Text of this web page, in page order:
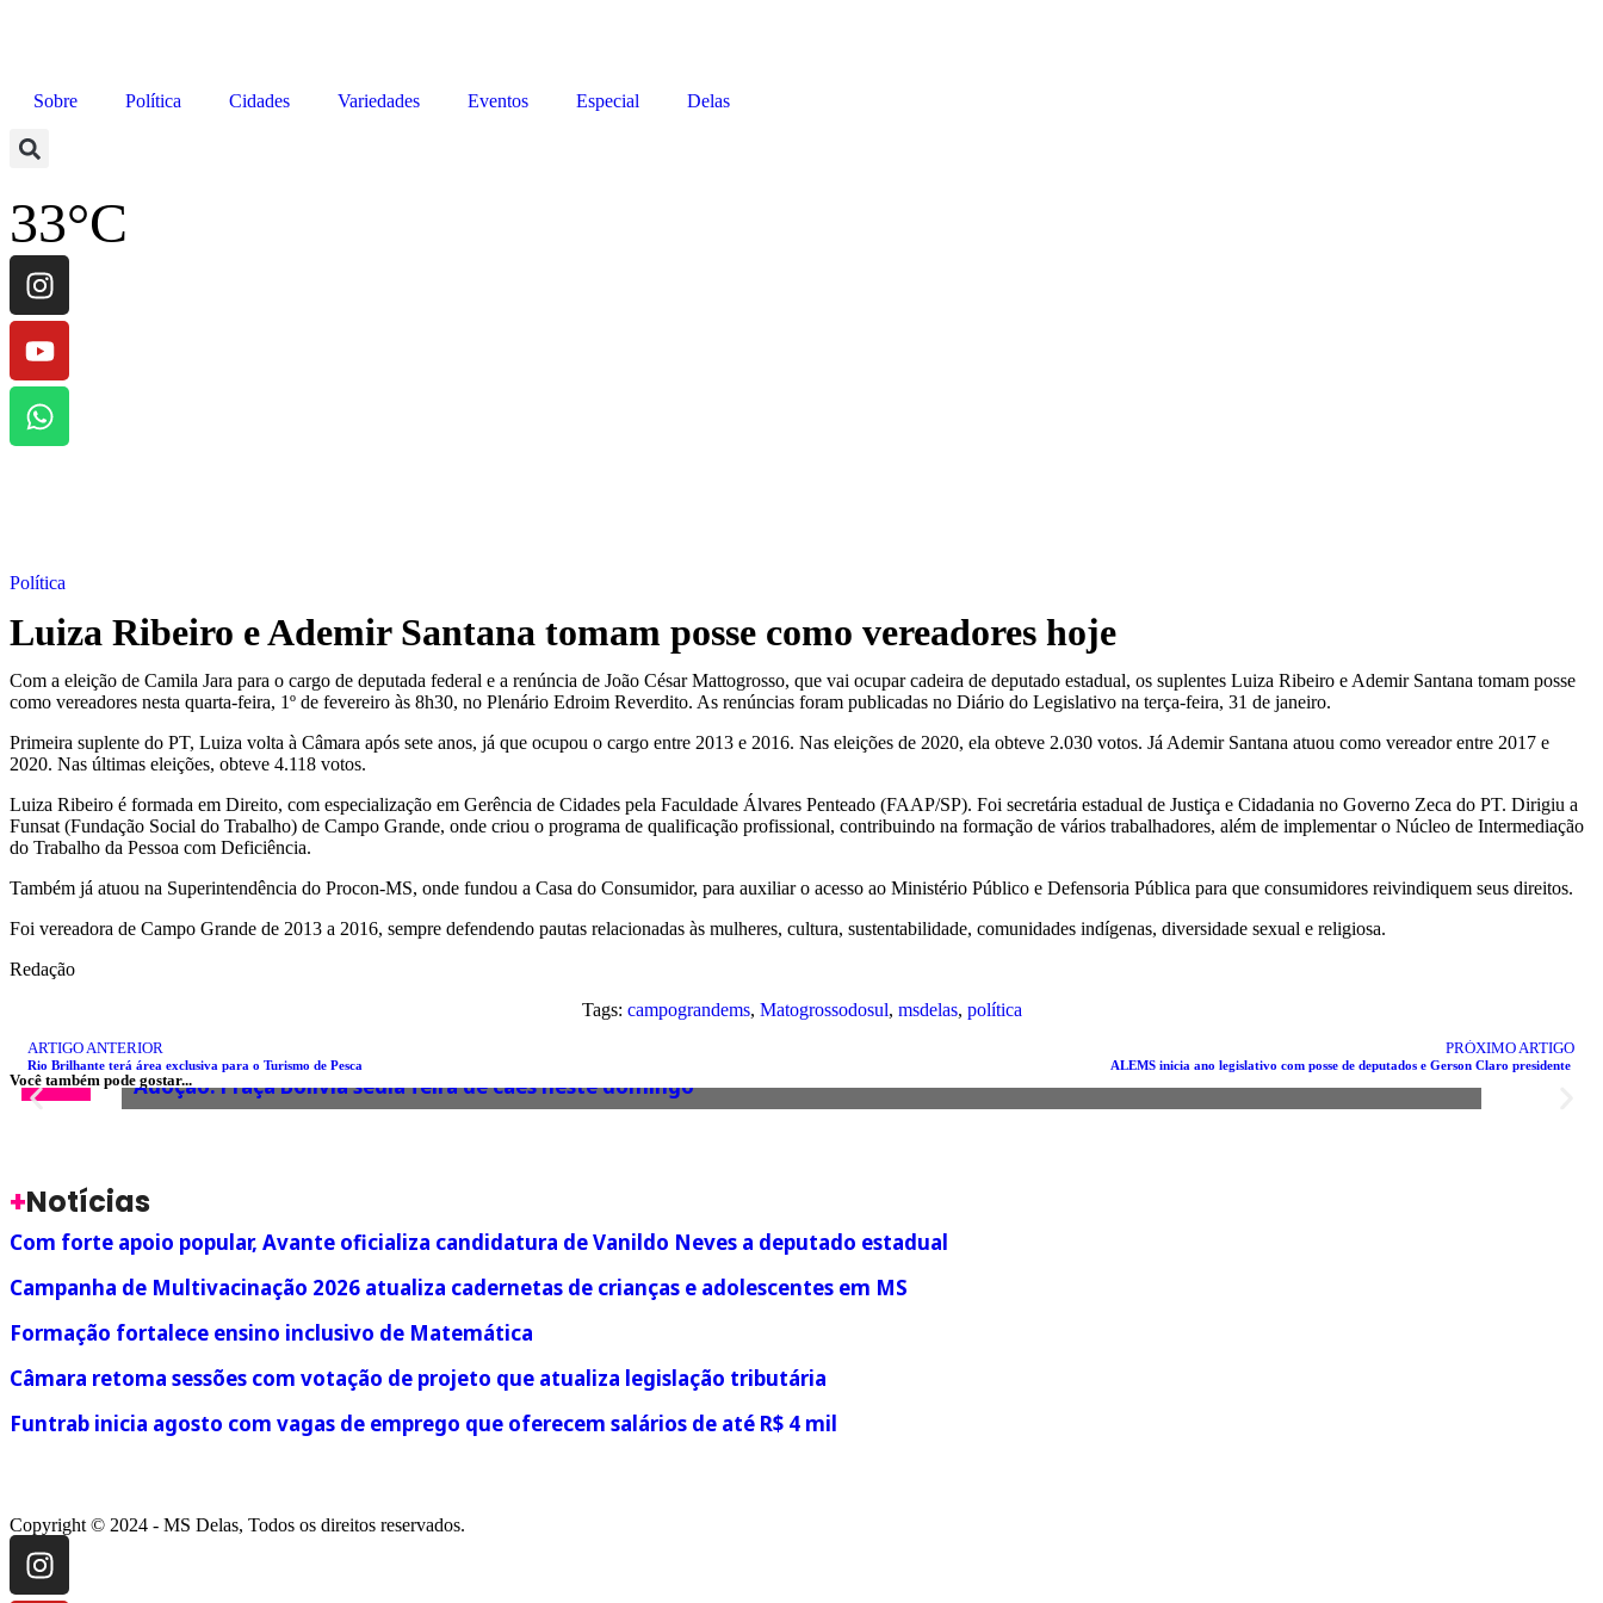
Sobre Política Cidades Variedades Eventos Especial Delas
33°C
Política
Luiza Ribeiro e Ademir Santana tomam posse como vereadores hoje
Com a eleição de Camila Jara para o cargo de deputada federal e a renúncia de João César Mattogrosso, que vai ocupar cadeira de deputado estadual, os suplentes Luiza Ribeiro e Ademir Santana tomam posse
como vereadores nesta quarta-feira, 1º de fevereiro às 8h30, no Plenário Edroim Reverdito. As renúncias foram publicadas no Diário do Legislativo na terça-feira, 31 de janeiro.
Primeira suplente do PT, Luiza volta à Câmara após sete anos, já que ocupou o cargo entre 2013 e 2016. Nas eleições de 2020, ela obteve 2.030 votos. Já Ademir Santana atuou como vereador entre 2017 e
2020. Nas últimas eleições, obteve 4.118 votos.
Luiza Ribeiro é formada em Direito, com especialização em Gerência de Cidades pela Faculdade Álvares Penteado (FAAP/SP). Foi secretária estadual de Justiça e Cidadania no Governo Zeca do PT. Dirigiu a
Funsat (Fundação Social do Trabalho) de Campo Grande, onde criou o programa de qualificação profissional, contribuindo na formação de vários trabalhadores, além de implementar o Núcleo de Intermediação
do Trabalho da Pessoa com Deficiência.
Também já atuou na Superintendência do Procon-MS, onde fundou a Casa do Consumidor, para auxiliar o acesso ao Ministério Público e Defensoria Pública para que consumidores reivindiquem seus direitos.
Foi vereadora de Campo Grande de 2013 a 2016, sempre defendendo pautas relacionadas às mulheres, cultura, sustentabilidade, comunidades indígenas, diversidade sexual e religiosa.
Redação
Tags: campograndems, Matogrossodosul, msdelas, política
ARTIGO ANTERIOR
Rio Brilhante terá área exclusiva para o Turismo de Pesca
PRÓXIMO ARTIGO
ALEMS inicia ano legislativo com posse de deputados e Gerson Claro presidente
Você também pode gostar...
ANIMAIS
Adoção: Praça Bolívia sedia feira de cães neste domingo
+Notícias
Com forte apoio popular, Avante oficializa candidatura de Vanildo Neves a deputado estadual
Campanha de Multivacinação 2026 atualiza cadernetas de crianças e adolescentes em MS
Formação fortalece ensino inclusivo de Matemática
Câmara retoma sessões com votação de projeto que atualiza legislação tributária
Funtrab inicia agosto com vagas de emprego que oferecem salários de até R$ 4 mil
Copyright © 2024 - MS Delas, Todos os direitos reservados.